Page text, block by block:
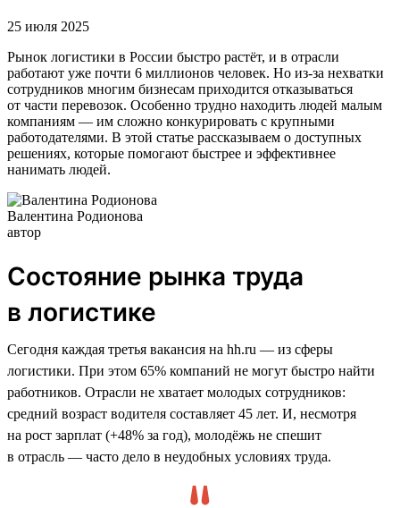
25 июля 2025
Рынок логистики в России быстро растёт, и в отрасли
работают уже почти 6 миллионов человек. Но из-за нехватки
сотрудников многим бизнесам приходится отказываться
от части перевозок. Особенно трудно находить людей малым
компаниям — им сложно конкурировать с крупными
работодателями. В этой статье рассказываем о доступных
решениях, которые помогают быстрее и эффективнее
нанимать людей.
Валентина Родионова
автор
Состояние рынка труда
в логистике
Сегодня каждая третья вакансия на hh.ru — из сферы
логистики. При этом 65% компаний не могут быстро найти
работников. Отрасли не хватает молодых сотрудников:
средний возраст водителя составляет 45 лет. И, несмотря
на рост зарплат (+48% за год), молодёжь не спешит
в отрасль — часто дело в неудобных условиях труда.